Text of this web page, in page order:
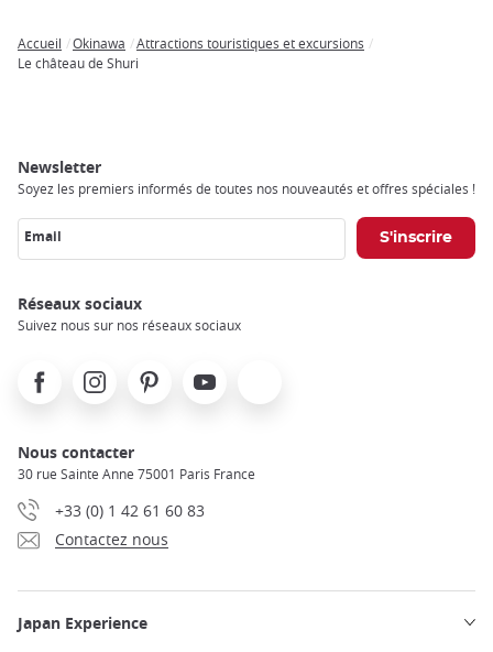
Breadcrumb
Accueil Okinawa
Attractions touristiques et excursions
Le château de Shuri
Newsletter
Soyez les premiers informés de toutes nos nouveautés et offres spéciales !
Email
Réseaux sociaux
Suivez nous sur nos réseaux sociaux
FacebookInstagramPinterest Youtube
Nous contacter
30 rue Sainte Anne 75001 Paris France
+33 (0) 1 42 61 60 83
Contactez nous
Japan Experience